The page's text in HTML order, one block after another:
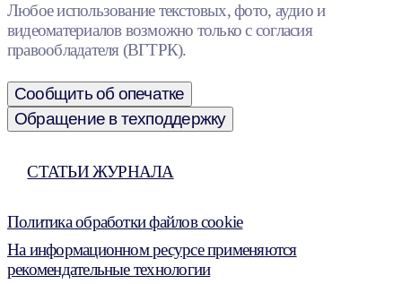
Любое использование текстовых, фото, аудио и
видеоматериалов возможно только с согласия
правообладателя (ВГТРК).
Сообщить об опечатке
Обращение в техподдержку
СТАТЬИ ЖУРНАЛА
Политика обработки файлов cookie
На информационном ресурсе применяются
рекомендательные технологии